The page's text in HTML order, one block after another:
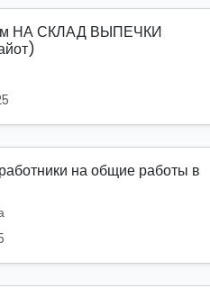
НА СКЛАД ВЫПЕЧКИ
на общие работы в